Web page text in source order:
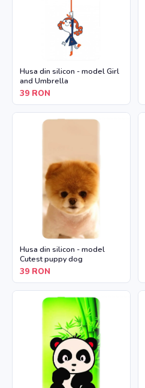
Husa din silicon - model Girl
and Umbrella
39 RON
Husa din silicon - model
Cutest puppy dog
39 RON